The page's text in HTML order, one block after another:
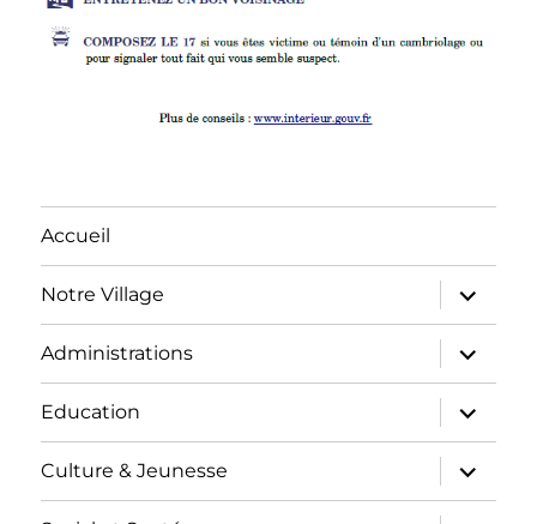
Accueil
Notre Village
Administrations
Education
Culture & Jeunesse